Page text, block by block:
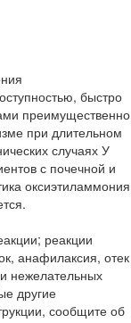
быстро
преимущественно
при длительном
случаях У
с почечной и
оксиэтиламмония
реакции
анафилаксия, отек
нежелательных
другие
сообщите об